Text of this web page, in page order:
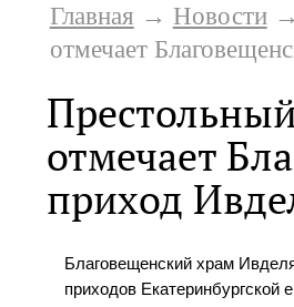
Главная → Новости→
отмечает
отмечает
приход
Благовещенский храм
приходов Екатеринбургской